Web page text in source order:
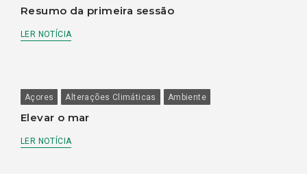
Resumo da primeira sessão
LER NOTÍCIA
Açores Alterações Climáticas Ambiente
Elevar o mar
LER NOTÍCIA